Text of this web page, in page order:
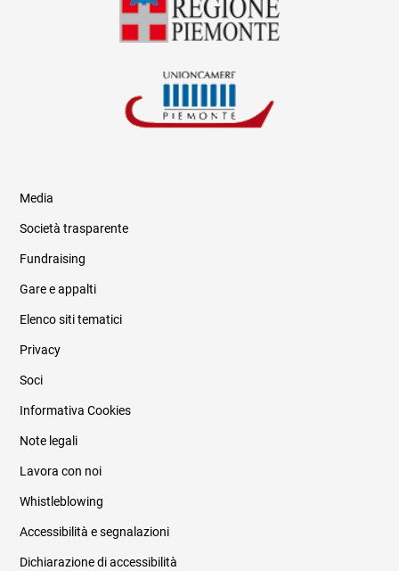
Informazioni legali e trasparenza
Media
Società trasparente
Fundraising
Gare e appalti
Elenco siti tematici
Privacy
Soci
Informativa Cookies
Note legali
Lavora con noi
Whistleblowing
Accessibilità e segnalazioni
Dichiarazione di accessibilità